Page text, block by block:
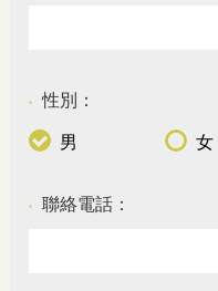
● 性別：
男 女
● 聯絡電話：